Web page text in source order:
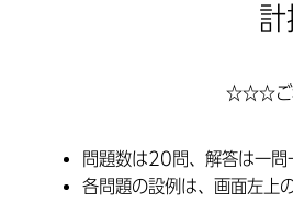
☆☆☆ご
問題数は20問、解答は一問
各問題の設例は、画面左上